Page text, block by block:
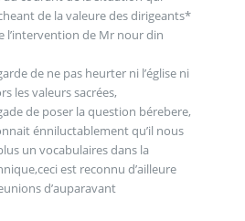
de la valeure des dirigeants*
l’intervention de Mr nour din
de ne pas heurter ni l’église ni
les valeurs sacrées,
de poser la question bérebere,
énniluctablement qu’il nous
un vocabulaires dans la
est reconnu d’ailleure
d’auparavant